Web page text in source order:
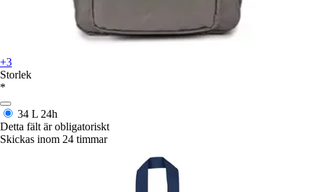
+3
Storlek
*
34 L 24h
Detta fält är obligatoriskt
Skickas inom 24 timmar